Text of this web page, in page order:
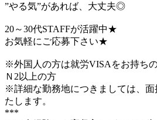
”やる気”があれば、大丈夫◎
20～30代STAFFが活躍中★
お気軽にご応募下さい★
※外国人の方は就労VISAをお持ち
Ｎ2以上の方
※詳細な勤務地につきましては、
たします。
***